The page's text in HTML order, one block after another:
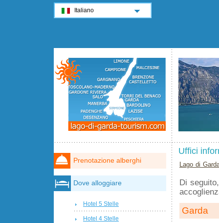
Uffici
Lago di
Di
Garda
Prenotazione alberghi
Dove alloggiare
Hotel 5 Stelle
Hotel 4 Stelle
Italiano